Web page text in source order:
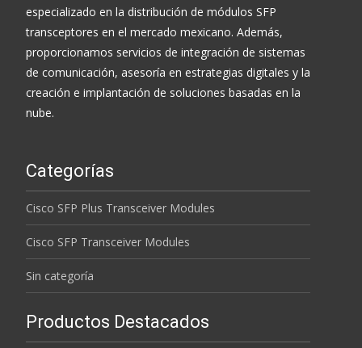
especializado en la distribución de módulos SFP
transceptores en el mercado mexicano. Además,
proporcionamos servicios de integración de sistemas
de comunicación, asesoría en estrategias digitales y la
creación e implantación de soluciones basadas en la
nube.
Categorías
Cisco SFP Plus Transceiver Modules
Cisco SFP Transceiver Modules
Sin categoría
Productos Destacados